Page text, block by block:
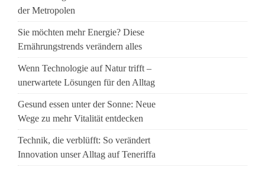
der Metropolen
Sie möchten mehr Energie? Diese
Ernährungstrends verändern alles
Wenn Technologie auf Natur trifft –
unerwartete Lösungen für den Alltag
Gesund essen unter der Sonne: Neue
Wege zu mehr Vitalität entdecken
Technik, die verblüfft: So verändert
Innovation unser Alltag auf Teneriffa